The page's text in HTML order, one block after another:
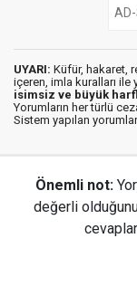
UYARI: Küfür, hakaret,
içeren, imla kuralları ile
isimsiz ve büyük
Yorumların her türlü
Sistem yapılan
Önemli not:
değerli